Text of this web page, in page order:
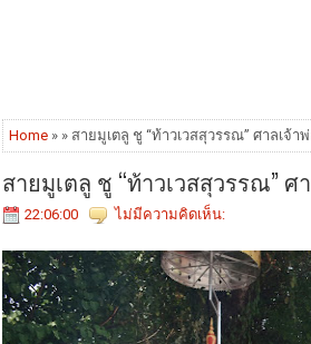
Home » » สายมูเตลู ชู “ท้าวเวสสุวรรณ” ศาลเ
สายมูเตลู ชู “ท้าวเวสสุวรรณ”
22:06:00 ไม่มีความคิดเห็น: